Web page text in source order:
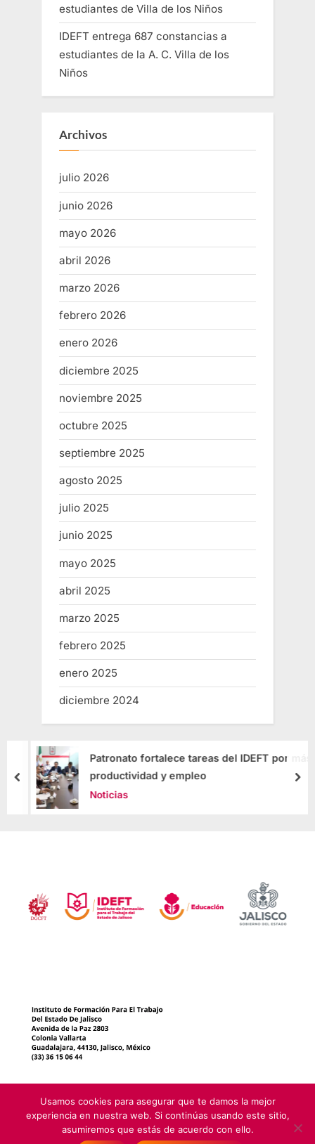
estudiantes de Villa de los Niños
IDEFT entrega 687 constancias a
estudiantes de la A. C. Villa de los
Niños
Archivos
julio 2026
junio 2026
mayo 2026
abril 2026
marzo 2026
febrero 2026
enero 2026
diciembre 2025
noviembre 2025
octubre 2025
septiembre 2025
agosto 2025
julio 2025
junio 2025
mayo 2025
abril 2025
marzo 2025
febrero 2025
enero 2025
diciembre 2024
Patronato fortalece tareas del IDEFT por más
productividad y empleo
Noticias
Instituto de Formación para el Trabajo del Estado de Jalisco 1999-
Usamos cookies para asegurar que te damos la mejor
experiencia en nuestra web. Si continúas usando este sitio,
asumiremos que estás de acuerdo con ello.